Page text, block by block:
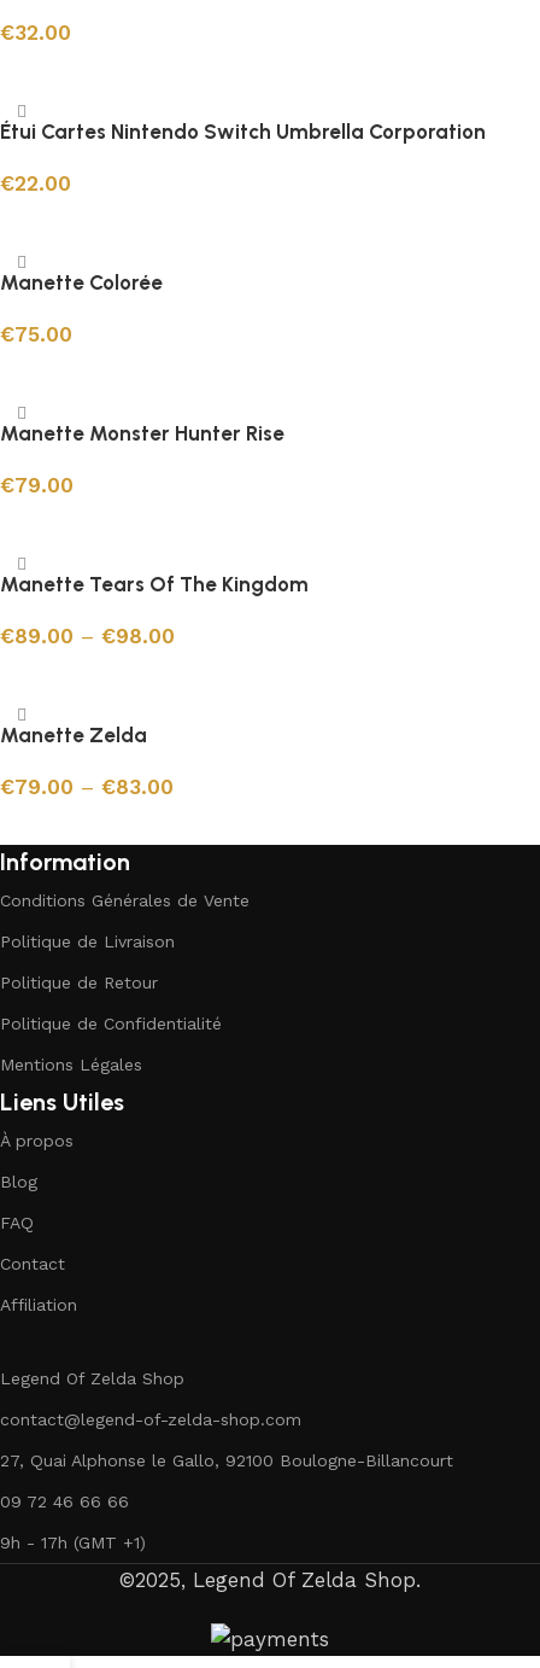
€32.00
Étui Cartes Nintendo Switch Umbrella Corporation
€22.00
Manette Colorée
€75.00
Manette Monster Hunter Rise
€79.00
Manette Tears Of The Kingdom
€89.00 – €98.00
Manette Zelda
€79.00 – €83.00
Information
Conditions Générales de Vente
Politique de Livraison
Politique de Retour
Politique de Confidentialité
Mentions Légales
Liens Utiles
À propos
Blog
FAQ
Contact
Affiliation
Legend Of Zelda Shop
contact@legend-of-zelda-shop.com
27, Quai Alphonse le Gallo, 92100 Boulogne-Billancourt
09 72 46 66 66
9h - 17h (GMT +1)
©2025, Legend Of Zelda Shop.